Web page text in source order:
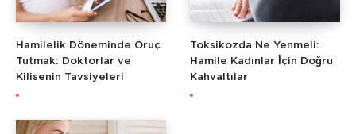
Hamilelik Döneminde Oruç
Tutmak: Doktorlar ve
Kilisenin Tavsiyeleri
Toksikozda Ne Yenmeli:
Hamile Kadınlar İçin Doğru
Kahvaltılar